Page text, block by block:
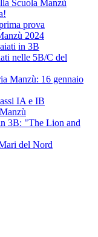
Scuola Manzù
prova
2024
in 3B
nelle 5B/C del
Manzù: 16 gennaio
IA e IB
3B: "The Lion and
del Nord